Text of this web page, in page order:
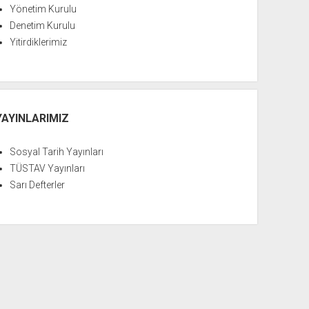
Yönetim Kurulu
Denetim Kurulu
Yitirdiklerimiz
Sosyal Tarih Yayınları
TÜSTAV Yayınları
Sarı Defterler